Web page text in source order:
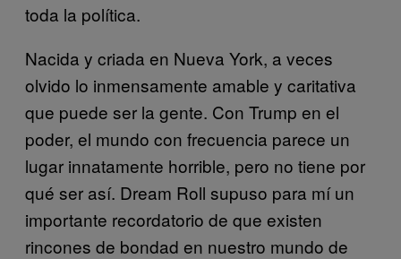
toda la política.
Nacida y criada en Nueva York, a veces
olvido lo inmensamente amable y caritativa
que puede ser la gente. Con Trump en el
poder, el mundo con frecuencia parece un
lugar innatamente horrible, pero no tiene por
qué ser así. Dream Roll supuso para mí un
importante recordatorio de que existen
rincones de bondad en nuestro mundo de